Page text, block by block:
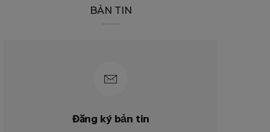
BẢN TIN
Đăng ký bản tin